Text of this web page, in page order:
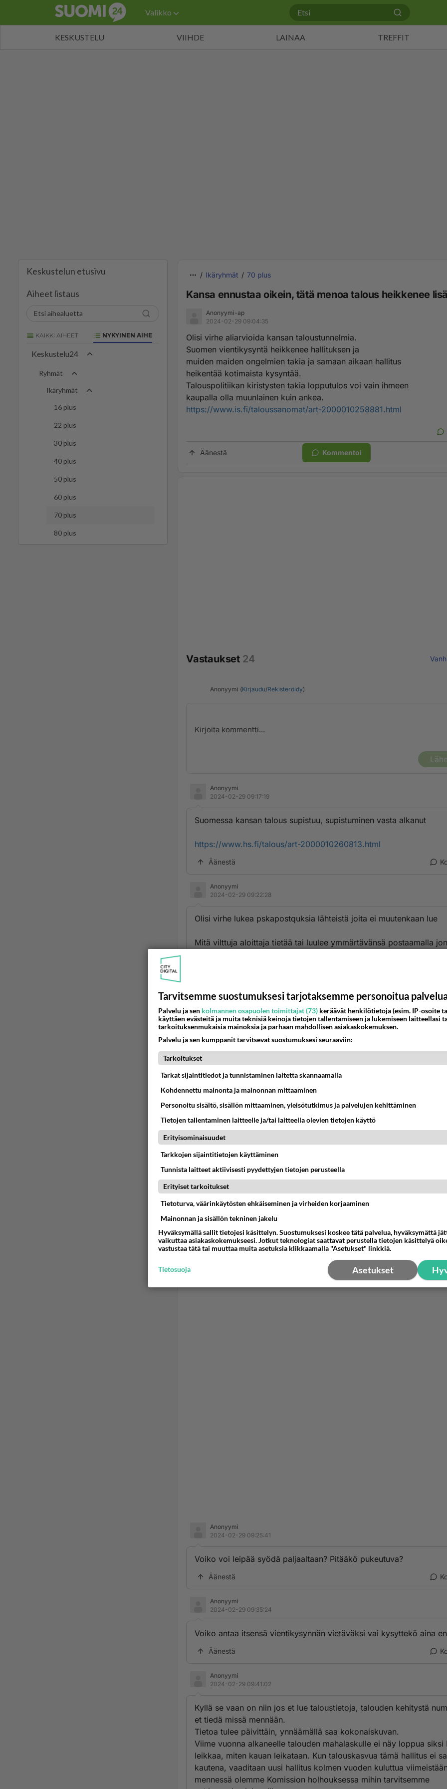
Valikko
KESKUSTELU VIIHDE LAINAA TREFFIT
Keskustelun etusivu
Aiheet listaus
KAIKKI AIHEET NYKYINEN AIHE
Keskustelu24
Ryhmät
Ikäryhmät
16 plus
22 plus
30 plus
40 plus
50 plus
60 plus
70 plus
80 plus
Ikäryhmät 70 plus
Kansa ennustaa oikein, tätä menoa talous heikkenee
Anonyymi-ap
2024-02-29 09:04:35
Olisi virhe aliarvioida kansan taloustunnelmia.
Suomen vientikysyntä heikkenee hallituksen ja
muiden maiden ongelmien takia ja samaan aikaan hallitus
heikentää kotimaista kysyntää.
Talouspolitiikan kiristysten takia lopputulos voi vain ihmeen
kaupalla olla muunlainen kuin ankea.
https://www.is.fi/taloussanomat/art-2000010258881.html
Äänestä Kommentoi
Vastaukset 24
Anonyymi (Kirjaudu/Rekisteröidy)
Anonyymi
2024-02-29 09:17:19
Suomessa kansan talous supistuu, supistuminen vasta alkanut
https://www.hs.fi/talous/art-2000010260813.html
Äänestä
Anonyymi
2024-02-29 09:22:28
Olisi virhe lukea pskapostquksia lähteistä joita ei muutenkaan lue
Mitä vilttuja aloittaja tietää tai luulee ymmärtävänsä postaamalla
hölmö metsästää ilpöä luettavaksi
Aloittaja ei saa palkkaa jolloin sen on tyh myy ksissään postattava
palstoille kun ei sillä ole mitään tekemistäkään
Äänestä
2024-02-29 09:23:25
Mikä on tassi?
Äänestä
Anonyymi
2024-02-29 09:24:28
Meneekö lämpö ilma punppu särki jos se ei toimi?
Äänestä
Anonyymi
2024-02-29 09:25:41
Voiko voi leipää syödä paljaaltaan? Pitääkö pukeutuva?
Äänestä
Anonyymi
2024-02-29 09:35:24
Voiko antaa itsensä vientikysynnän vietäväksi vai kysyttekö aina
Äänestä
Anonyymi
2024-02-29 09:41:02
Kyllä se vaan on niin jos et lue taloustietoja, talouden kehitystä
et tiedä missä mennään.
Tietoa tulee päivittäin, ynnäämällä saa kokonaiskuvan.
Viime vuonna alkaneelle talouden mahalaskulle ei näy loppua siksi
leikkaa, miten kauan leikataan. Kun talouskasvua tämä hallitus ei
kautena, vaaditaan uusi hallitus kolmen vuoden kuluttua
mennessä olemme Komission holhouksessa mihin tarvitsemme
Tarvitsemme suostumuksesi tarjotaksemme personoitua
Palvelu ja sen kolmannen osapuolen toimittajat (73) keräävät henkilötietoja (esim. IP-osoite
käyttäen evästeitä ja muita teknisiä keinoja tietojen tallentamiseen ja lukemiseen laitteellasi
tarkoituksenmukaisia mainoksia ja parhaan mahdollisen asiakaskokemuksen.
Palvelu ja sen kumppanit tarvitsevat suostumuksesi seuraaviin:
Tarkoitukset
Tarkat sijaintitiedot ja tunnistaminen laitetta skannaamalla
Kohdennettu mainonta ja mainonnan mittaaminen
Personoitu sisältö, sisällön mittaaminen, yleisötutkimus ja palvelujen kehittäminen
Tietojen tallentaminen laitteelle ja/tai laitteella olevien tietojen käyttö
Erityisominaisuudet
Tarkkojen sijaintitietojen käyttäminen
Tunnista laitteet aktiivisesti pyydettyjen tietojen perusteella
Erityiset tarkoitukset
Tietoturva, väärinkäytösten ehkäiseminen ja virheiden korjaaminen
Mainonnan ja sisällön tekninen jakelu
Hyväksymällä sallit tietojesi käsittelyn. Suostumuksesi koskee tätä palvelua, hyväksymättä
vaikuttaa asiakaskokemukseesi. Jotkut teknologiat saattavat perustella tietojen käsittelyä
vastustaa tätä tai muuttaa muita asetuksia klikkaamalla "Asetukset" linkkiä.
Asetukset
Tietosuoja